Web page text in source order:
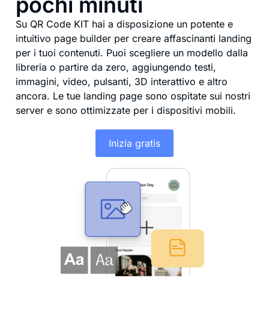
Su QR Code KIT hai a disposizione un potente e
intuitivo page builder per creare affascinanti landing
per i tuoi contenuti. Puoi scegliere un modello dalla
libreria o partire da zero, aggiungendo testi,
immagini, video, pulsanti, 3D interattivo e altro
ancora. Le tue landing page sono ospitate sui nostri
server e sono ottimizzate per i dispositivi mobili.
Inizia gratis